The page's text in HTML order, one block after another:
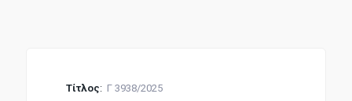
Τίτλος: Γ 3938/2025